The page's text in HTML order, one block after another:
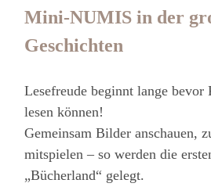
Mini-NUMIS in der
Geschichten
Lesefreude beginnt lange bevor
lesen können!
Gemeinsam Bilder anschauen,
mitspielen – so werden die
„Bücherland“ gelegt.